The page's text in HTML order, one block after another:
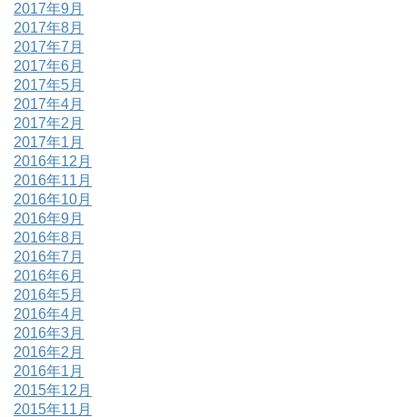
2017年9月
2017年8月
2017年7月
2017年6月
2017年5月
2017年4月
2017年2月
2017年1月
2016年12月
2016年11月
2016年10月
2016年9月
2016年8月
2016年7月
2016年6月
2016年5月
2016年4月
2016年3月
2016年2月
2016年1月
2015年12月
2015年11月